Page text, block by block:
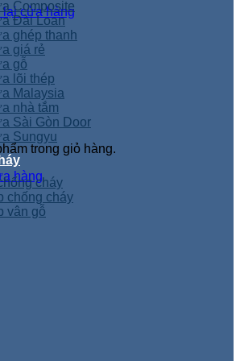
lại cửa hàng
trong giỏ hàng.
hàng
Composite
Đài Loan
ghép thanh
giá rẻ
gỗ
lõi thép
Malaysia
nhà tắm
Sài Gòn Door
Sungyu
cháy
chống cháy
vân gỗ